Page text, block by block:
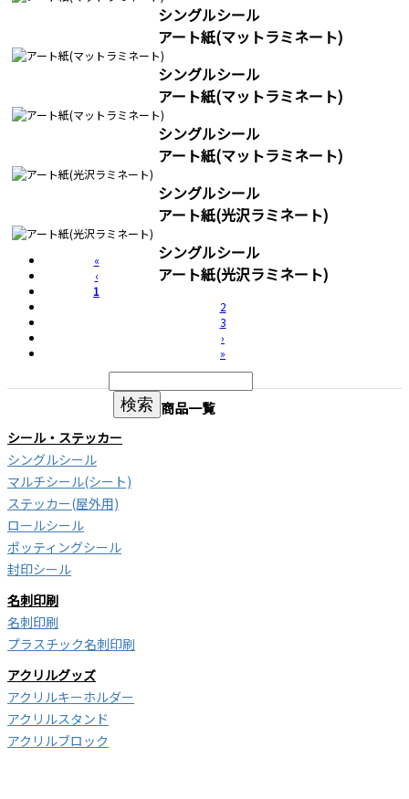
シングルシール
アート紙(マットラミネート)
シングルシール
アート紙(マットラミネート)
シングルシール
アート紙(マットラミネート)
シングルシール
アート紙(光沢ラミネート)
シングルシール
アート紙(光沢ラミネート)
«
‹
1
2
3
›
»
検索 商品一覧
シール・ステッカー
シングルシール
マルチシール(シート)
ステッカー(屋外用)
ロールシール
ポッティングシール
封印シール
名刺印刷
名刺印刷
プラスチック名刺印刷
アクリルグッズ
アクリルキーホルダー
アクリルスタンド
アクリルブロック